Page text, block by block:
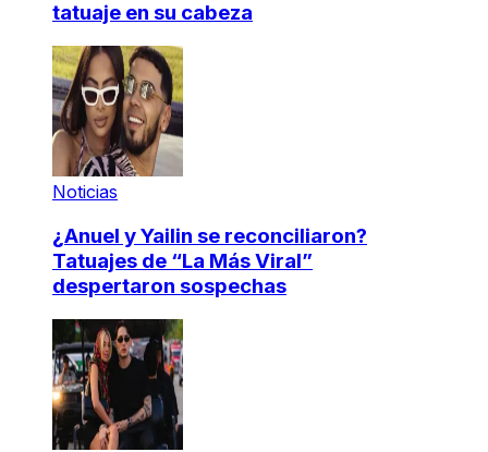
tatuaje en su cabeza
Noticias
¿Anuel y Yailin se reconciliaron?
Tatuajes de “La Más Viral”
despertaron sospechas